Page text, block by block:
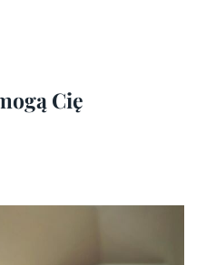
Cię